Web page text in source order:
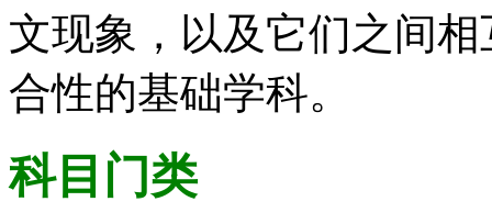
文现象，以及它们之间
合性的基础学科。
科目门类